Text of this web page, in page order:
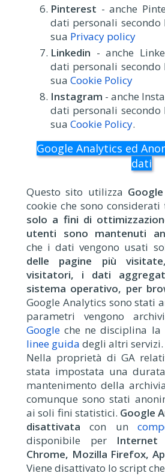
Pinterest - anche
dati personali
sua Privacy policy
Linkedin - anche
dati personali
sua Cookie Policy
Instagram - anche
dati personali
sua Cookie Policy.
Google Analytics ed
dati
Questo sito utilizza
cookie che sono considerati
solo a fini di
utenti sono mantenuti
che i dati vengono usati
delle pagine più
visitatori, i dati
sistema operativo, per
Google Analytics sono stati
parametri vengono
Google che ne disciplina la
linee guida degli altri servizi.
Nella proprietà di GA
stata impostata una
mantenimento della
comunque sono stati
ai soli fini statistici. Google
disattivata con un
disponibile per Internet
Chrome, Mozilla Firefox,
Viene disattivato lo script